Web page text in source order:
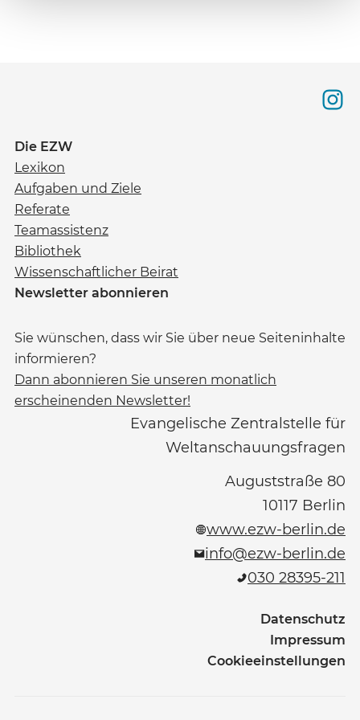
Die EZW
Lexikon
Aufgaben und Ziele
Referate
Teamassistenz
Bibliothek
Wissenschaftlicher Beirat
Newsletter abonnieren
Sie wünschen, dass wir Sie über neue Seiteninhalte
informieren?
Dann abonnieren Sie unseren monatlich
erscheinenden Newsletter!
Evangelische Zentralstelle für
Weltanschauungsfragen
Auguststraße 80
10117 Berlin
www.ezw-berlin.de
info@ezw-berlin.de
030 28395-211
Datenschutz
Impressum
Cookieeinstellungen